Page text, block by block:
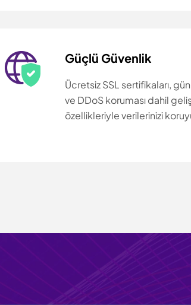
Güçlü Güvenlik
Ücretsiz SSL sertifikaları,
ve DDoS koruması dahil
özellikleriyle verilerinizi